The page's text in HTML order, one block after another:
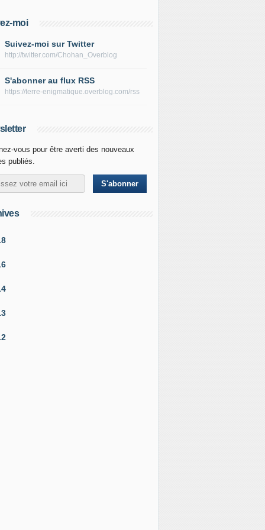
moi
Suivez-moi sur Twitter
http://twitter.com/Chohan_Overblog
S'abonner au flux RSS
https://terre-enigmatique.overblog.com/rss
vous pour être averti des nouveaux
publiés.